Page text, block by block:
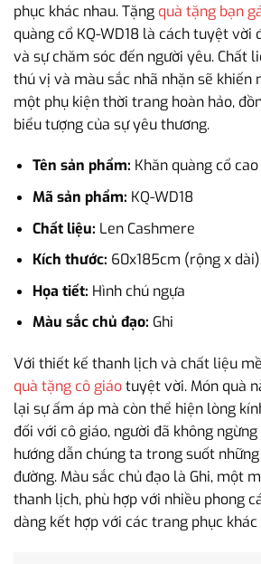
phục khác nhau. Tặng quà tặng bạn
quàng cổ KQ-WD18 là cách tuyệt vời
và sự chăm sóc đến người yêu. Chất
thú vị và màu sắc nhã nhặn sẽ khiến
một phụ kiện thời trang hoàn hảo,
biểu tượng của sự yêu thương.
Tên sản phẩm: Khăn quàng cổ
Mã sản phẩm: KQ-WD18
Chất liệu: Len Cashmere
Kích thước: 60x185cm (rộng x dài)
Họa tiết: Hình chú ngựa
Màu sắc chủ đạo: Ghi
Với thiết kế thanh lịch và chất liệu
quà tặng cô giáotuyệt vời. Món quà
lại sự ấm áp mà còn thể hiện lòng
đối với cô giáo, người đã không
hướng dẫn chúng ta trong suốt
đường. Màu sắc chủ đạo là Ghi, một
thanh lịch, phù hợp với nhiều phong
dàng kết hợp với các trang phục khác